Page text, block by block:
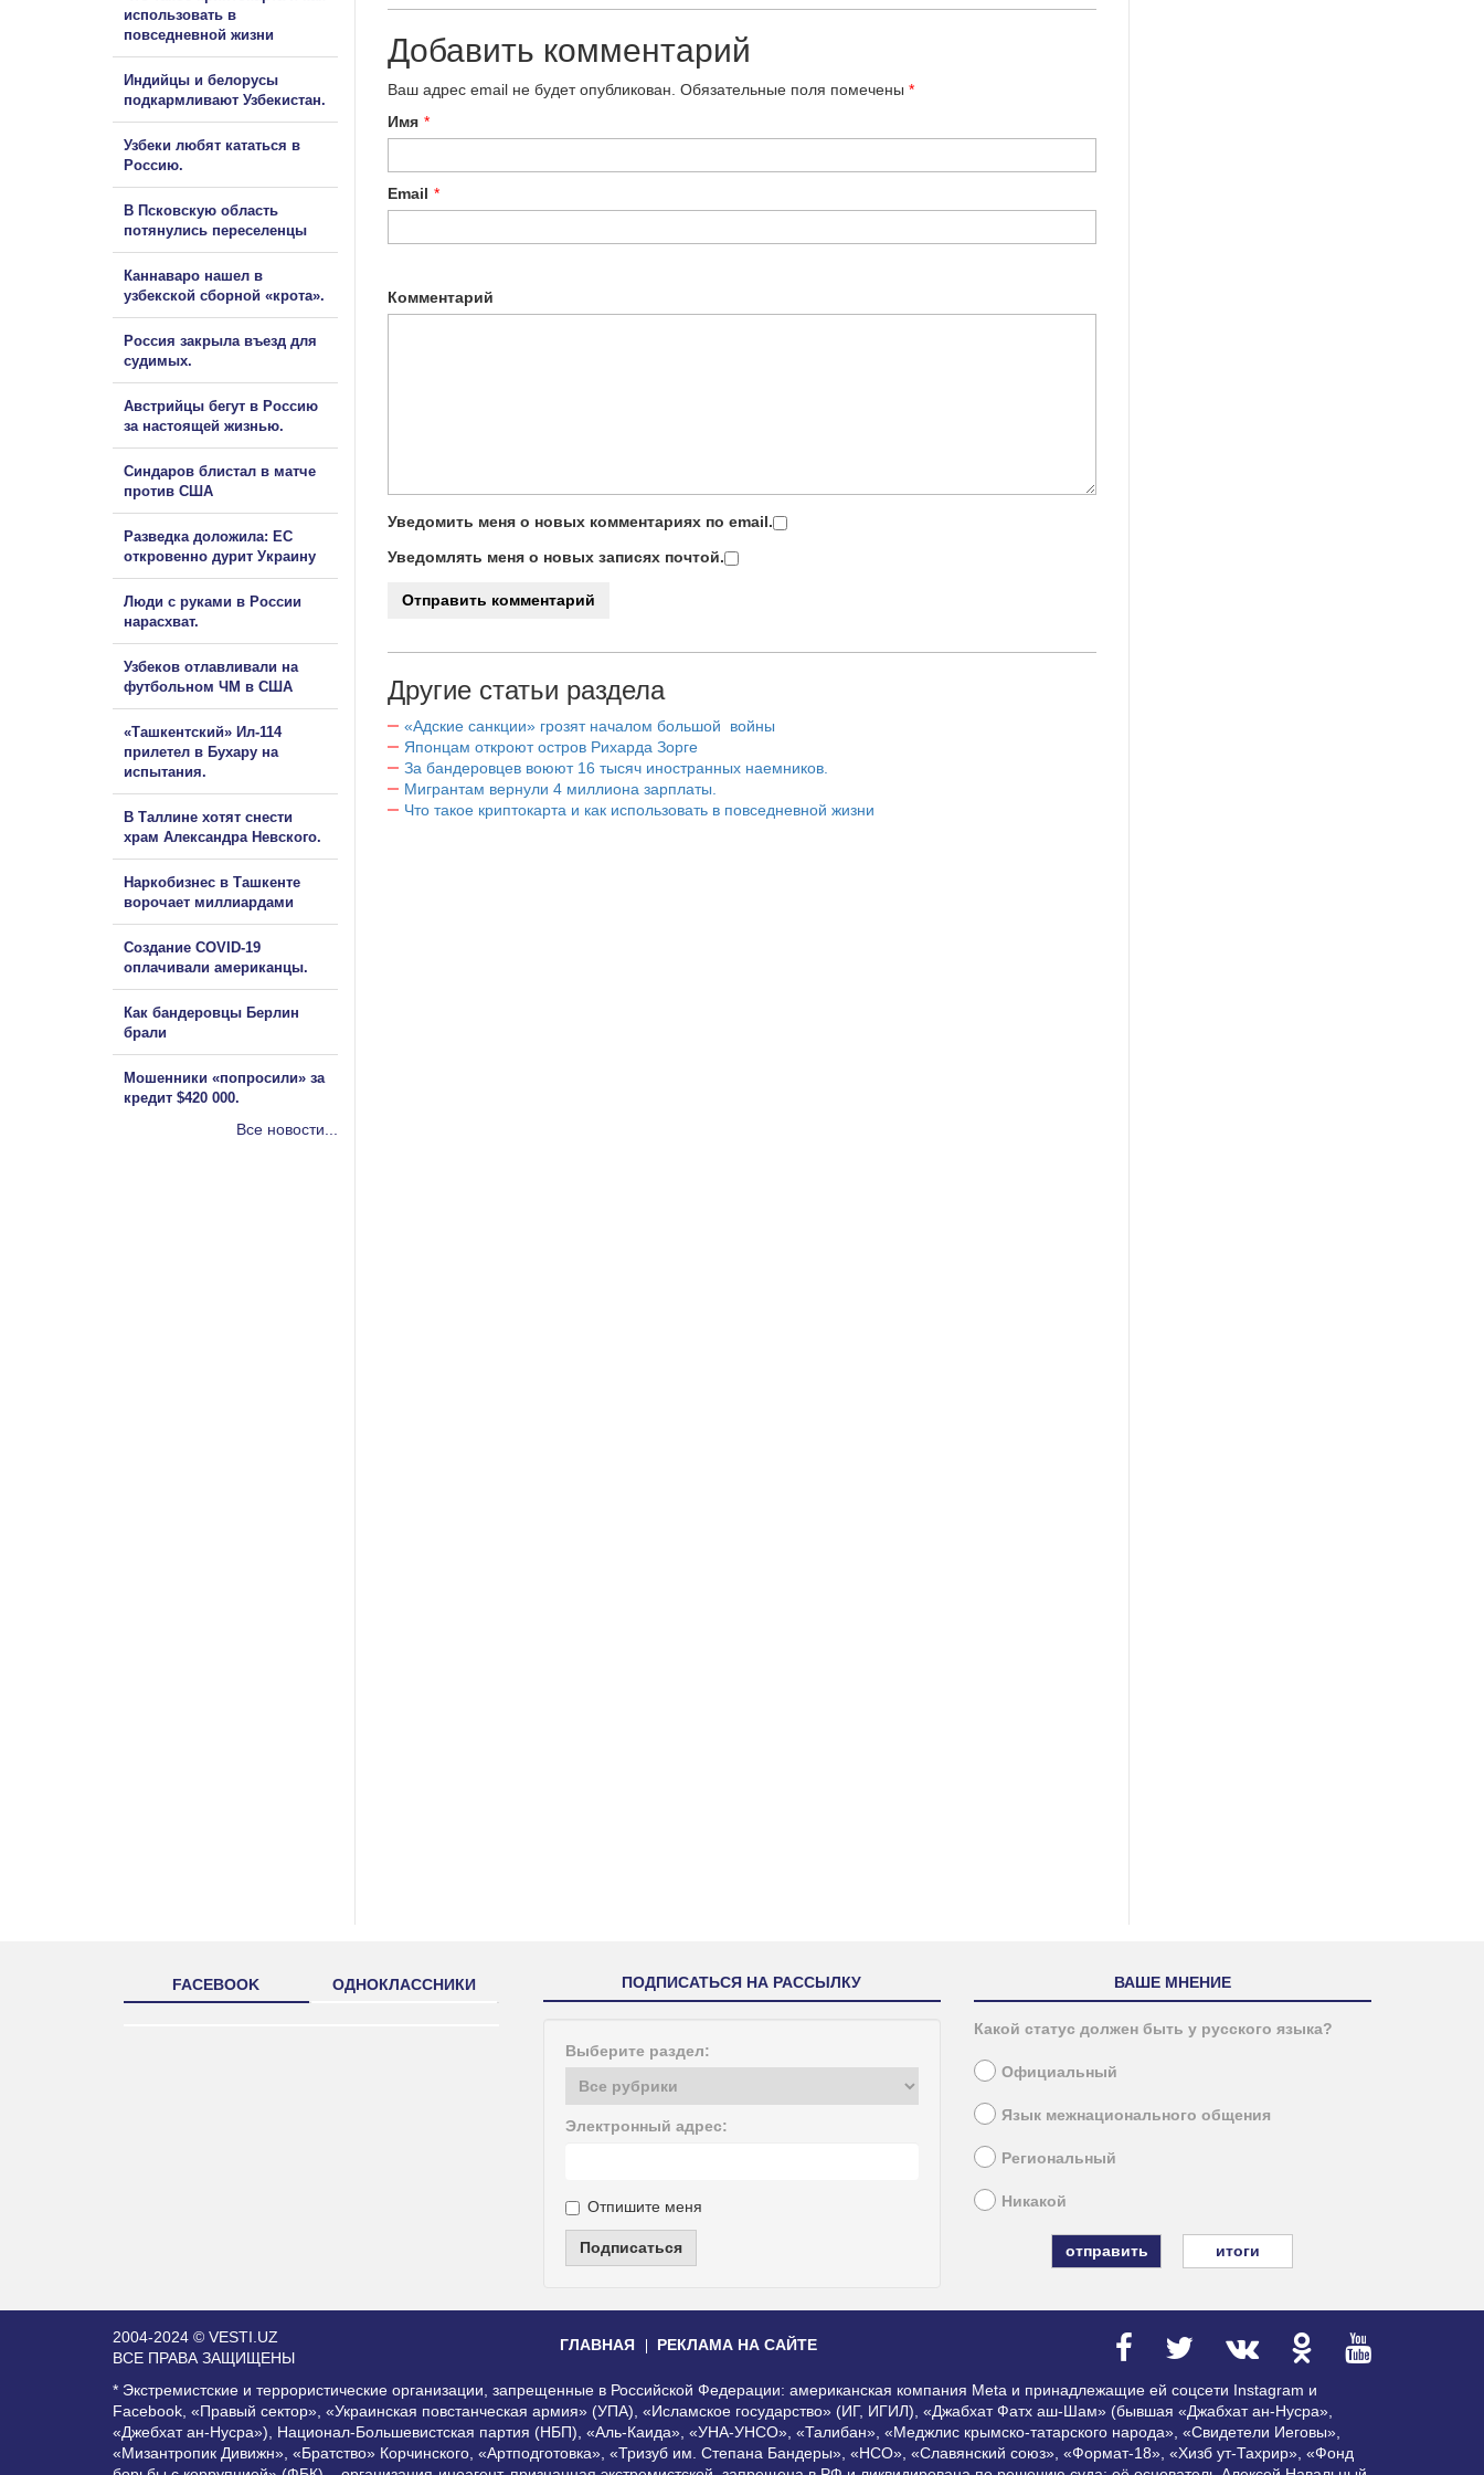
Добавить комментарий
Ваш адрес email не будет опубликован. Обязательные поля помечены *
Имя *
Email *
Комментарий
Уведомить меня о новых комментариях по email.
Уведомлять меня о новых записях почтой.
Другие статьи раздела
«Адские санкции» грозят началом большой войны
Японцам откроют остров Рихарда Зорге
За бандеровцев воюют 16 тысяч иностранных наемников.
Мигрантам вернули 4 миллиона зарплаты.
Что такое криптокарта и как использовать в повседневной жизни
использовать в
повседневной жизни
Индийцы и белорусы
подкармливают Узбекистан.
Узбеки любят кататься в
Россию.
В Псковскую область
потянулись переселенцы
Каннаваро нашел в
узбекской сборной «крота».
Россия закрыла въезд для
судимых.
Австрийцы бегут в Россию
за настоящей жизнью.
Синдаров блистал в матче
против США
Разведка доложила: ЕС
откровенно дурит Украину
Люди с руками в России
нарасхват.
Узбеков отлавливали на
футбольном ЧМ в США
«Ташкентский» Ил-114
прилетел в Бухару на
испытания.
В Таллине хотят снести
храм Александра Невского.
Наркобизнес в Ташкенте
ворочает миллиардами
Создание COVID-19
оплачивали американцы.
Как бандеровцы Берлин
брали
Мошенники «попросили» за
кредит $420 000.
Все новости...
FACEBOOK ОДНОКЛАССНИКИ ПОДПИСАТЬСЯ НА РАССЫЛКУ
Выберите раздел:
Электронный адрес:
Отпишите меня
Подписаться
ВАШЕ МНЕНИЕ
Какой статус должен быть у русского языка?
Официальный
Язык межнационального общения
Региональный
Никакой
итоги
2004-2024 © VESTI.UZ
ВСЕ ПРАВА ЗАЩИЩЕНЫ
ГЛАВНАЯ РЕКЛАМА НА САЙТЕ
* Экстремистские и террористические организации, запрещенные в Российской Федерации: американская компания Meta и принадлежащие ей соцсети Instagram и
Facebook, «Правый сектор», «Украинская повстанческая армия» (УПА), «Исламское государство» (ИГ, ИГИЛ), «Джабхат Фатх аш-Шам» (бывшая «Джабхат ан-Нусра»,
«Джебхат ан-Нусра»), Национал-Большевистская партия (НБП), «Аль-Каида», «УНА-УНСО», «Талибан», «Меджлис крымско-татарского народа», «Свидетели Иеговы»,
«Мизантропик Дивижн», «Братство» Корчинского, «Артподготовка», «Тризуб им. Степана Бандеры», «НСО», «Славянский союз», «Формат-18», «Хизб ут-Тахрир», «Фонд